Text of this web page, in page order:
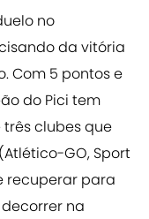
no
da vitória
Com 5 pontos e
do Pici tem
clubes que
GO, Sport
recuperar para
na